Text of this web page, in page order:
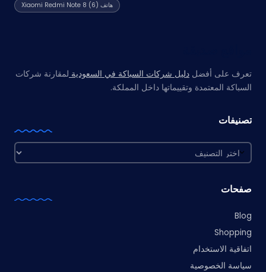
هاتف Xiaomi Redmi Note 8 (6)
تعرف على أفضل دليل شركات السباكة في السعودية لمقارنة شركات
السباكة المعتمدة وتقييماتها داخل المملكة.
تصنيفات
تصنيفات
صفحات
Blog
Shopping
اتفاقية الاستخدام
سياسة الخصوصية